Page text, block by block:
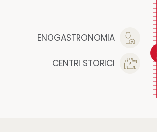
ENOGASTRONOMIA
CENTRI STORICI